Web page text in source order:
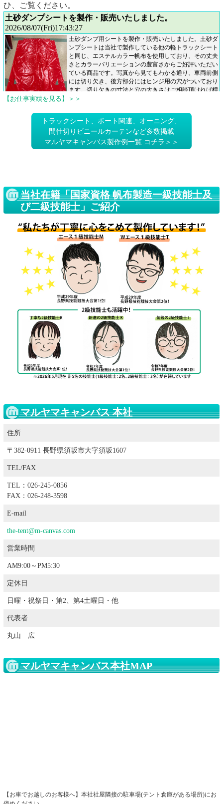
ひ、ご覧ください。
【お仕事実績を見る】＞＞
トラックシート、ボート関連、オーニング、
間仕切りビニールカーテンなど多数掲載
マルヤマキャンバス製作例一覧 コチラ＞＞
当社在籍「国家資格 帆布製造一級技能士及
び二級技能士」ご紹介
マルヤマキャンバス 本社
住所
〒382-0911 長野県須坂市大字須坂1607
TEL/FAX
TEL：026-245-0856
FAX：026-248-3598
E-mail
the-tent@m-canvas.com
営業時間
AM9:00～PM5:30
定休日
日曜・祝祭日・第2、第4土曜日・他
代表者
丸山 広
マルヤマキャンバス本社MAP
【お車でお越しのお客様へ】本社社屋隣接の駐車場(テント倉庫がある場所)にお